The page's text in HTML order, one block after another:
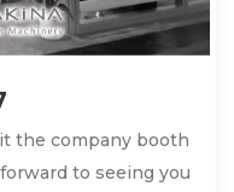
the company booth
to seeing you